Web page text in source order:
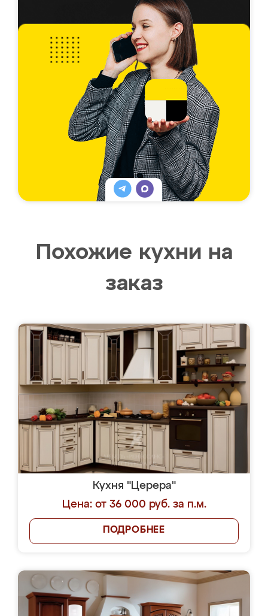
Похожие кухни на
заказ
Кухня "Церера"
Цена: от 36 000 руб. за п.м.
ПОДРОБНЕЕ